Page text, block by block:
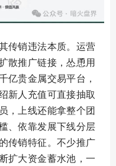
传销违法本质。运营
散推广链接，怂恿用
亿贵金属交易平台，
新人充值可直接抽取
，上线还能拿整个团
、依靠发展下线分层
传销特征。不少推广
扩大资金蓄水池，一